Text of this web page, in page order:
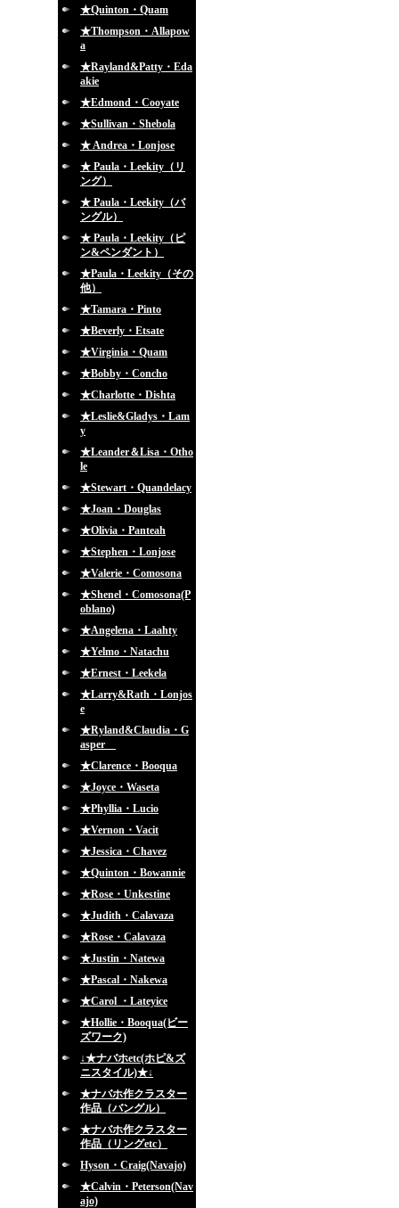
★Quinton・Quam
★Thompson・Allapow
a
★Rayland&Patty・Eda
akie
★Edmond・Cooyate
★Sullivan・Shebola
★ Andrea・Lonjose
★ Paula・Leekity（リ
ング）
★ Paula・Leekity（バ
ングル）
★ Paula・Leekity（ピ
ン&ペンダント）
★Paula・Leekity（その
他）
★Tamara・Pinto
★Beverly・Etsate
★Virginia・Quam
★Bobby・Concho
★Charlotte・Dishta
★Leslie&Gladys・Lam
y
★Leander＆Lisa・Otho
le
★Stewart・Quandelacy
★Joan・Douglas
★Olivia・Panteah
★Stephen・Lonjose
★Valerie・Comosona
★Shenel・Comosona(P
oblano)
★Angelena・Laahty
★Yelmo・Natachu
★Ernest・Leekela
★Larry&Rath・Lonjos
e
★Ryland&Claudia・G
asper
★Clarence・Booqua
★Joyce・Waseta
★Phyllia・Lucio
★Vernon・Vacit
★Jessica・Chavez
★Quinton・Bowannie
★Rose・Unkestine
★Judith・Calavaza
★Rose・Calavaza
★Justin・Natewa
★Pascal・Nakewa
★Carol ・Lateyice
★Hollie・Booqua(ビー
ズワーク)
↓★ナバホetc(ホピ&ズ
ニスタイル)★↓
★ナバホ作クラスター
作品（バングル）
★ナバホ作クラスター
作品（リングetc）
Hyson・Craig(Navajo)
★Calvin・Peterson(Nav
ajo)